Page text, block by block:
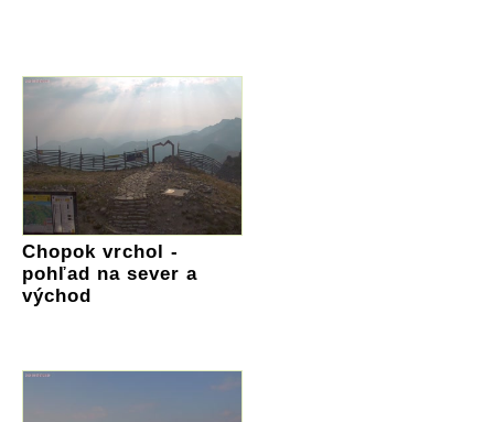
Chopok vrchol -
pohľad na sever a
východ